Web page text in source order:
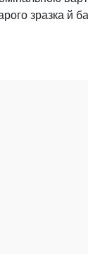
зразка й